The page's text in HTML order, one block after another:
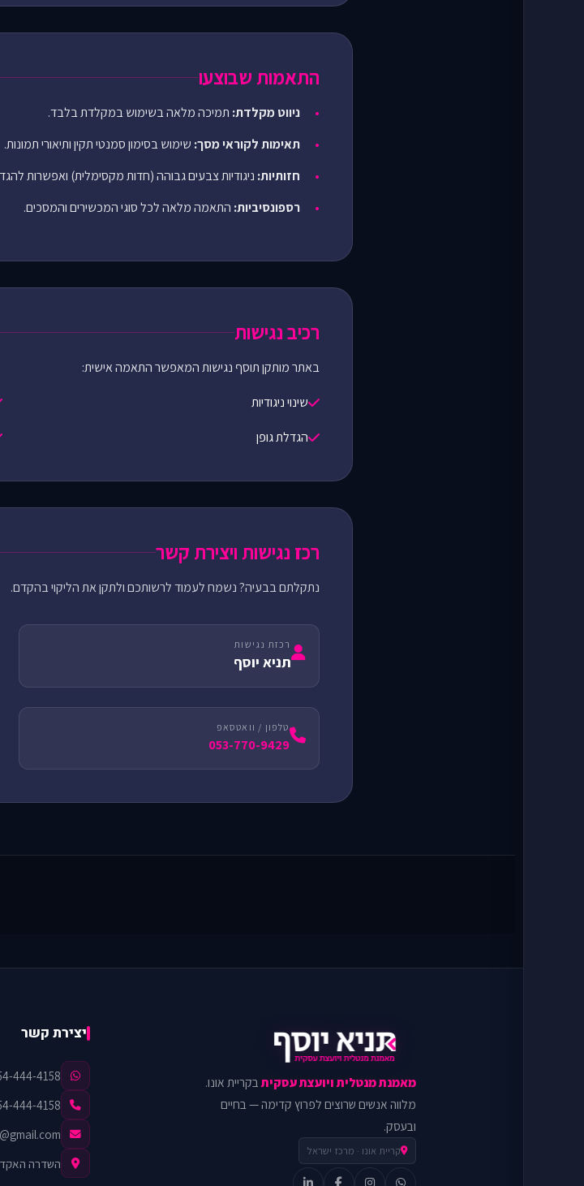
התאמות שבוצעו
ניווט מקלדת: תמיכה מלאה בשימוש במקלדת בלבד.
תאימות לקוראי מסך: שימוש בסימון סמנטי תקין ותיאורי תמונות.
חזותיות: ניגודיות צבעים גבוהה (חדות מקסימלית) ואפשרות
רספונסיביות: התאמה מלאה לכל סוגי המכשירים והמסכים.
רכיב נגישות
באתר מותקן תוסף נגישות המאפשר התאמה אישית:
שינוי ניגודיות
הגדלת גופן
רכז נגישות ויצירת קשר
נתקלתם בבעיה? נשמח לעמוד לרשותכם ולתקן את הליקוי בהקדם.
רכזת נגישות
תניא יוסף
טלפון / וואטסאפ
053-770-9429
מאמנת מנטלית ויועצת עסקיתבקריית אונו.
מלווה אנשים שרוצים לפרוץ קדימה — בחיים
ובעסק.
קריית אונו · מרכז ישראל
יצירת קשר
444-4158
444-4158
השדרה האקדמית 2,